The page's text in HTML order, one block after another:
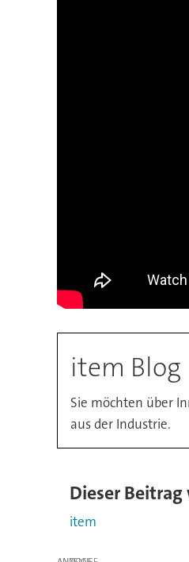
item Blog
Sie möchten über
aus der Industrie.
Dieser
item